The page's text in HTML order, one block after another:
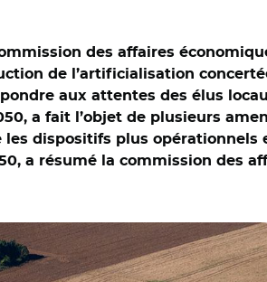
des affaires
de l’artificialisation
aux attentes des élus
a fait l’objet de plusieurs
dispositifs plus opérationnels
a résumé la commission des